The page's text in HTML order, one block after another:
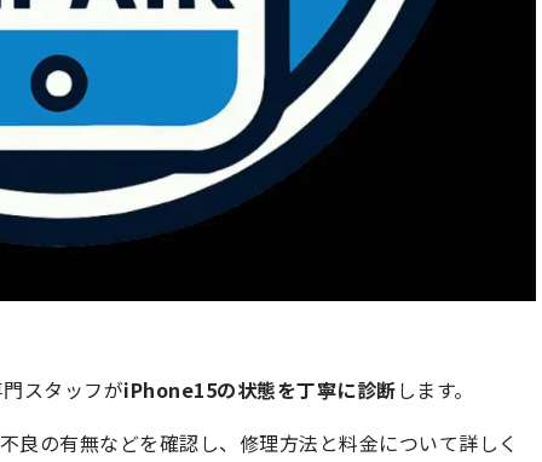
スタッフがiPhone15の状態を丁寧に診断します。
良の有無などを確認し、修理方法と料金について詳しく